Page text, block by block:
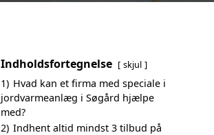
Indholdsfortegnelse skjul
1) Hvad kan et firma med speciale i
jordvarmeanlæg i Søgård hjælpe
med?
2) Indhent altid mindst 3 tilbud på